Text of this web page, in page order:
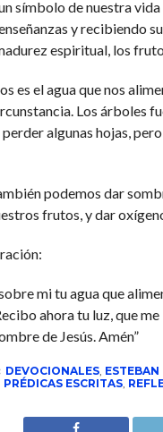
símbolo de nuestra
y recibiendo
espiritual, los
es el agua que nos
Los árboles
algunas hojas,
podemos dar
frutos, y dar
mi tu agua que
ahora tu luz, que
de Jesús. Amén”
DEVOCIONALES, ESTEBAN
PRÉDICAS ESCRITAS,